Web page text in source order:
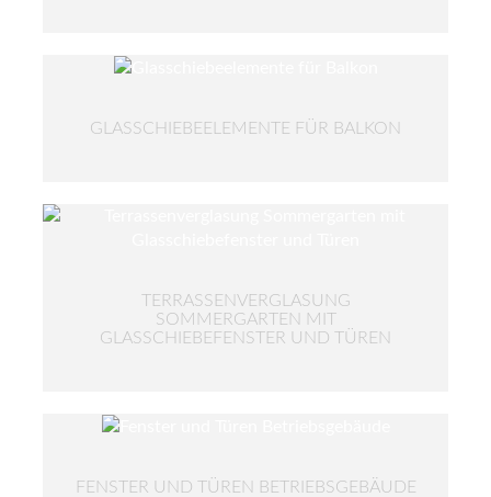
GLASSCHIEBEELEMENTE FÜR BALKON
TERRASSENVERGLASUNG
SOMMERGARTEN MIT
GLASSCHIEBEFENSTER UND TÜREN
FENSTER UND TÜREN BETRIEBSGEBÄUDE